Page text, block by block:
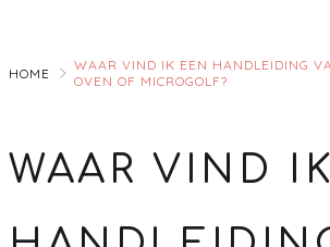
Main
HOME
WAAR VIND IK EEN HANDLEIDING
OVEN OF MICROGOLF?
WAAR VIND